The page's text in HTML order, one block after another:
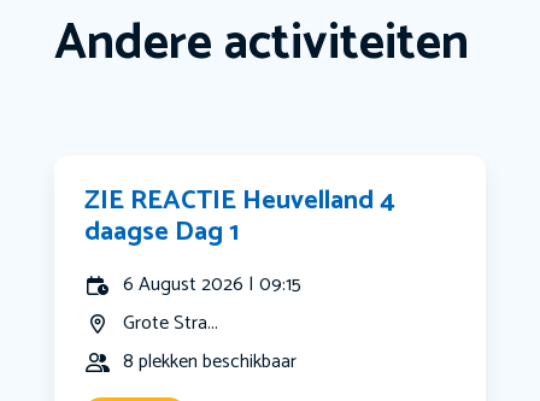
Andere activiteiten
ZIE REACTIE Heuvelland 4
daagse Dag 1
6 August 2026 | 09:15
Grote Stra...
8 plekken beschikbaar